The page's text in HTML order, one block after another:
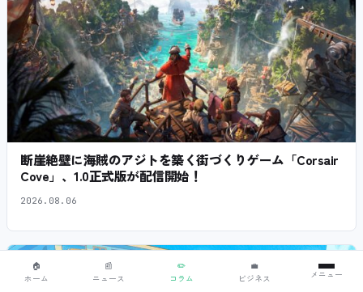
断崖絶壁に海賊のアジトを築く街づくりゲーム「Corsair
Cove」、1.0正式版が配信開始！
2026.08.06
🏠
ホーム
📰
ニュース
✏️
コラム
💼
ビジネス
メニュー